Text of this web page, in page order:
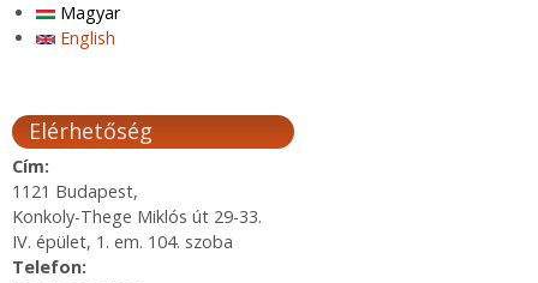
Magyar
English
Elérhetőség
Cím:
1121 Budapest,
Konkoly-Thege Miklós út 29-33.
IV. épület, 1. em. 104. szoba
Telefon: